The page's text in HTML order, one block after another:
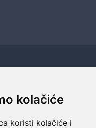
kolačiće
koristi kolačiće i